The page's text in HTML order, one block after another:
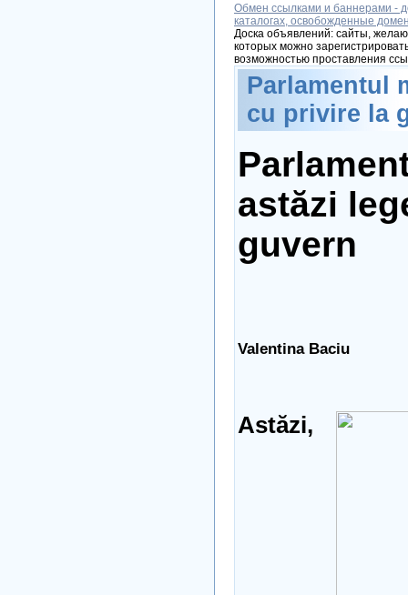
Обмен ссылками и баннерами -
каталогах, освобожденные
Доска объявлений: сайты,
которых можно
возможностью проставления
Parlamentul
cu privire la
astăzi
guvern
Valentina Baciu
Astăzi,